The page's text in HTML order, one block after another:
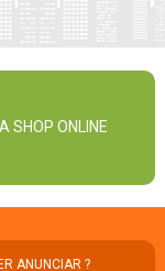
SHOP ONLINE
ANUNCIAR ?